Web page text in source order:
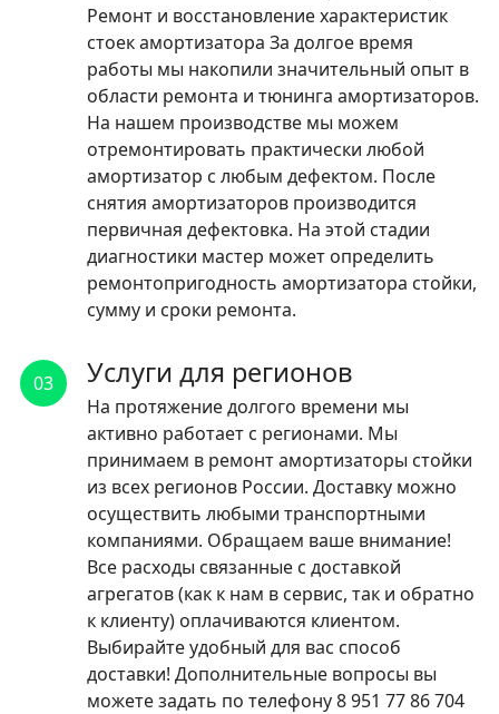
Ремонт и восстановление характеристик
стоек амортизатора За долгое время
работы мы накопили значительный опыт в
области ремонта и тюнинга амортизаторов.
На нашем производстве мы можем
отремонтировать практически любой
амортизатор с любым дефектом. После
снятия амортизаторов производится
первичная дефектовка. На этой стадии
диагностики мастер может определить
ремонтопригодность амортизатора стойки,
сумму и сроки ремонта.
03 Услуги для регионов
На протяжение долгого времени мы
активно работает с регионами. Мы
принимаем в ремонт амортизаторы стойки
из всех регионов России. Доставку можно
осуществить любыми транспортными
компаниями. Обращаем ваше внимание!
Все расходы связанные с доставкой
агрегатов (как к нам в сервис, так и обратно
к клиенту) оплачиваются клиентом.
Выбирайте удобный для вас способ
доставки! Дополнительные вопросы вы
можете задать по телефону 8 951 77 86 704